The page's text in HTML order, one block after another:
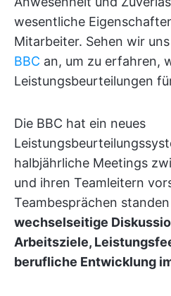
wesentliche
Mitarbeiter. Sehen wir uns
BBC an, um zu erfahren,
Leistungsbeurteilungen
Die BBC hat ein neues
halbjährliche Meetings
und ihren Teamleitern
Teambesprächen standen
wechselseitige
Arbeitsziele,
berufliche Entwicklung